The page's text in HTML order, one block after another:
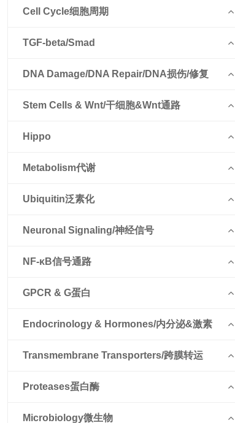
Cell Cycle细胞周期
TGF-beta/Smad
DNA Damage/DNA Repair/DNA损伤/修复
Stem Cells & Wnt/干细胞&Wnt通路
Hippo
Metabolism代谢
Ubiquitin泛素化
Neuronal Signaling/神经信号
NF-κB信号通路
GPCR & G蛋白
Endocrinology & Hormones/内分泌&激素
Transmembrane Transporters/跨膜转运
Proteases蛋白酶
Microbiology微生物